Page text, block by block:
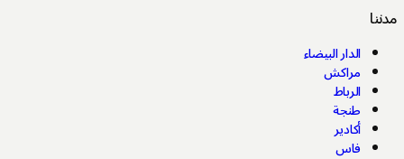
الدار البيضاء
مراكش
الرباط
طنجة
أكادير
فاس